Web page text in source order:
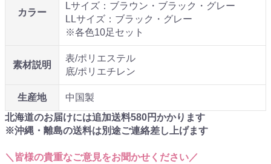
カラー
Lサイズ：ブラウン・ブラック・グレー
LLサイズ：ブラック・グレー
※各色10足セット
素材説明
表/ポリエステル
底/ポリエチレン
生産地
中国製
北海道のお届けには追加送料580円かかります
※沖縄・離島の送料は別途ご連絡差し上げます
＼皆様の貴重なご意見をお聞かせください／